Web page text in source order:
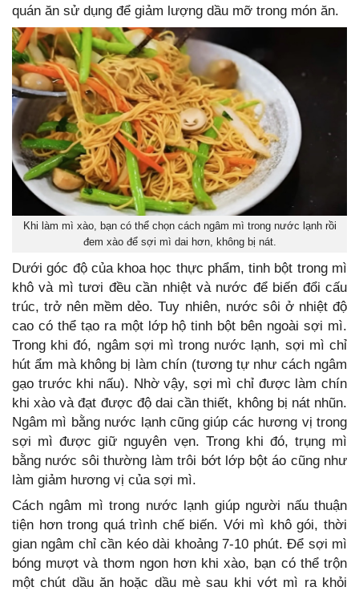
quán ăn sử dụng để giảm lượng dầu mỡ trong món ăn.
Khi làm mì xào, bạn có thể chọn cách ngâm mì trong nước lạnh rồi
đem xào để sợi mì dai hơn, không bị nát.
Dưới góc độ của khoa học thực phẩm, tinh bột trong mì
khô và mì tươi đều cần nhiệt và nước để biến đổi cấu
trúc, trở nên mềm dẻo. Tuy nhiên, nước sôi ở nhiệt độ
cao có thể tạo ra một lớp hộ tinh bột bên ngoài sợi mì.
Trong khi đó, ngâm sợi mì trong nước lạnh, sợi mì chỉ
hút ẩm mà không bị làm chín (tương tự như cách ngâm
gạo trước khi nấu). Nhờ vậy, sợi mì chỉ được làm chín
khi xào và đạt được độ dai cần thiết, không bị nát nhũn.
Ngâm mì bằng nước lạnh cũng giúp các hương vị trong
sợi mì được giữ nguyên vẹn. Trong khi đó, trụng mì
bằng nước sôi thường làm trôi bớt lớp bột áo cũng như
làm giảm hương vị của sợi mì.
Cách ngâm mì trong nước lạnh giúp người nấu thuận
tiện hơn trong quá trình chế biến. Với mì khô gói, thời
gian ngâm chỉ cần kéo dài khoảng 7-10 phút. Để sợi mì
bóng mượt và thơm ngon hơn khi xào, bạn có thể trộn
một chút dầu ăn hoặc dầu mè sau khi vớt mì ra khỏi